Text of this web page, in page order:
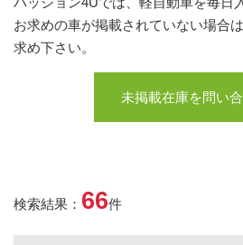
お求めの車が掲載されていない場合
求め下さい。
未掲載在庫を問い
検索結果： 66件